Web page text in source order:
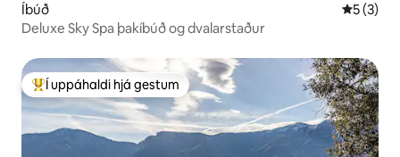
Íbúð 5 af 5 í
5 (3)
Deluxe Sky Spa þakíbúð og dvalarstaður
Í mestu uppáhaldi hjá gestum
Í uppáhaldi hjá gestum